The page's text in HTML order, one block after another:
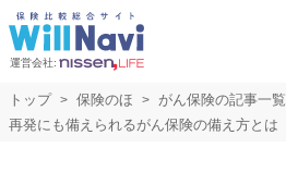
運営会社:
トップ 保険のほ がん保険の記事一覧
再発にも備えられるがん保険の備え方とは